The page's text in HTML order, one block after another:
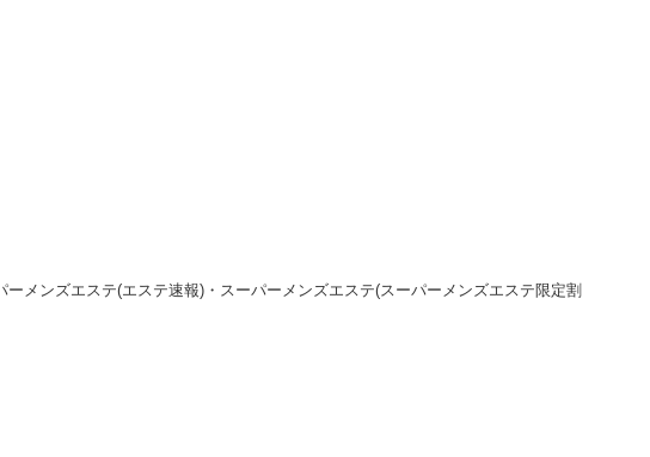
メンズエステ(エステ速報)・スーパーメンズエステ(スーパーメンズエステ限定割